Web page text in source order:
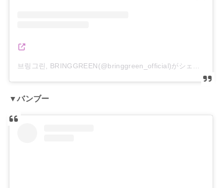
브링그린, BRINGGREEN(@bringgreen_official)がシェアした投稿
▼バンブー